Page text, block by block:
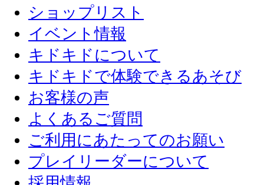
ショップリスト
イベント情報
キドキドについて
キドキドで体験できるあそび
お客様の声
よくあるご質問
ご利用にあたってのお願い
プレイリーダーについて